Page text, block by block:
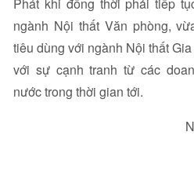
ngành Nội thất Văn phòng,
tiêu dùng với ngành Nội thất
với sự cạnh tranh từ các
nước trong thời gian tới.